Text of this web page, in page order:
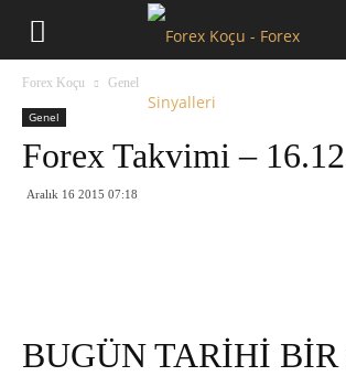
Forex Koçu Genel
Genel
Forex Takvimi –
Aralık 16 2015 07:18
BUGÜN TARİHİ BİR